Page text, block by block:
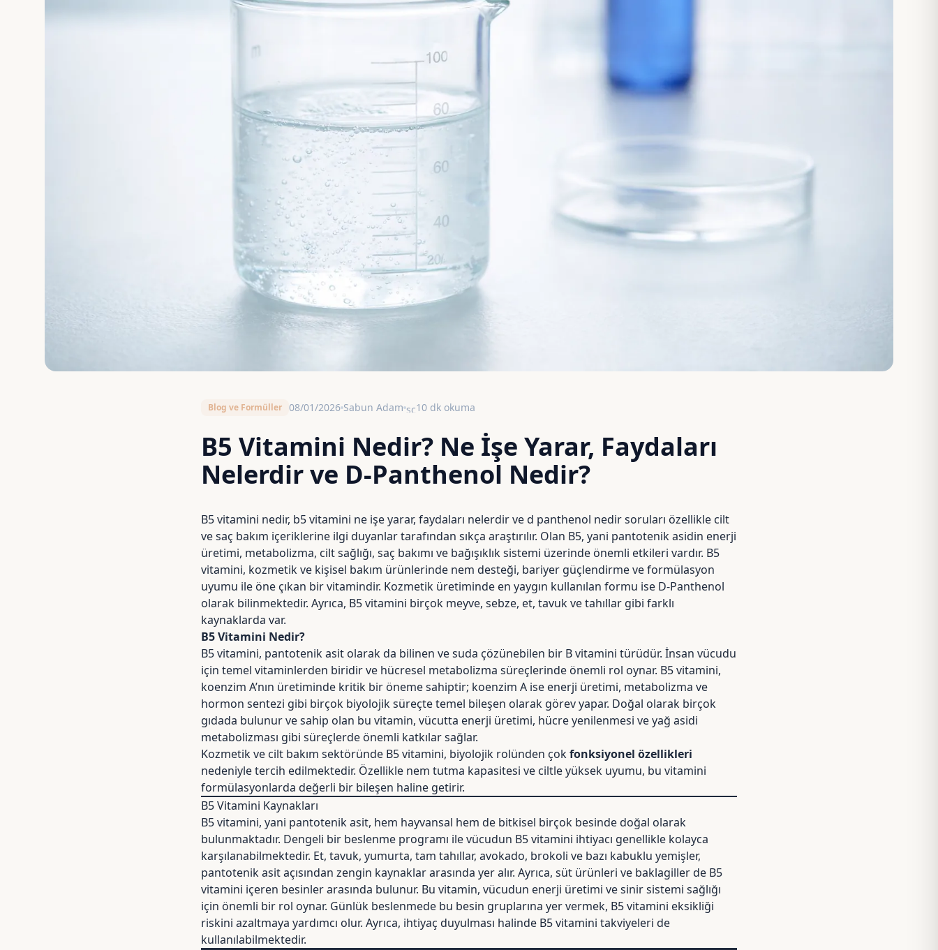
Blog ve Formüller 08/01/2026 Sabun Adam schedule
10 dk okuma
B5 Vitamini Nedir? Ne İşe Yarar, Faydaları
Nelerdir ve D-Panthenol Nedir?
B5 vitamini nedir, b5 vitamini ne işe yarar, faydaları nelerdir ve d panthenol nedir soruları özellikle cilt
ve saç bakım içeriklerine ilgi duyanlar tarafından sıkça araştırılır. Olan B5, yani pantotenik asidin enerji
üretimi, metabolizma, cilt sağlığı, saç bakımı ve bağışıklık sistemi üzerinde önemli etkileri vardır. B5
vitamini, kozmetik ve kişisel bakım ürünlerinde nem desteği, bariyer güçlendirme ve formülasyon
uyumu ile öne çıkan bir vitamindir. Kozmetik üretiminde en yaygın kullanılan formu ise D-Panthenol
olarak bilinmektedir. Ayrıca, B5 vitamini birçok meyve, sebze, et, tavuk ve tahıllar gibi farklı
kaynaklarda var.
B5 Vitamini Nedir?
B5 vitamini, pantotenik asit olarak da bilinen ve suda çözünebilen bir B vitamini türüdür. İnsan vücudu
için temel vitaminlerden biridir ve hücresel metabolizma süreçlerinde önemli rol oynar. B5 vitamini,
koenzim A’nın üretiminde kritik bir öneme sahiptir; koenzim A ise enerji üretimi, metabolizma ve
hormon sentezi gibi birçok biyolojik süreçte temel bileşen olarak görev yapar. Doğal olarak birçok
gıdada bulunur ve sahip olan bu vitamin, vücutta enerji üretimi, hücre yenilenmesi ve yağ asidi
metabolizması gibi süreçlerde önemli katkılar sağlar.
Kozmetik ve cilt bakım sektöründe B5 vitamini, biyolojik rolünden çokfonksiyonel özellikleri
nedeniyle tercih edilmektedir. Özellikle nem tutma kapasitesi ve ciltle yüksek uyumu, bu vitamini
formülasyonlarda değerli bir bileşen haline getirir.
B5 Vitamini Kaynakları
B5 vitamini, yani pantotenik asit, hem hayvansal hem de bitkisel birçok besinde doğal olarak
bulunmaktadır. Dengeli bir beslenme programı ile vücudun B5 vitamini ihtiyacı genellikle kolayca
karşılanabilmektedir. Et, tavuk, yumurta, tam tahıllar, avokado, brokoli ve bazı kabuklu yemişler,
pantotenik asit açısından zengin kaynaklar arasında yer alır. Ayrıca, süt ürünleri ve baklagiller de B5
vitamini içeren besinler arasında bulunur. Bu vitamin, vücudun enerji üretimi ve sinir sistemi sağlığı
için önemli bir rol oynar. Günlük beslenmede bu besin gruplarına yer vermek, B5 vitamini eksikliği
riskini azaltmaya yardımcı olur. Ayrıca, ihtiyaç duyulması halinde B5 vitamini takviyeleri de
kullanılabilmektedir.